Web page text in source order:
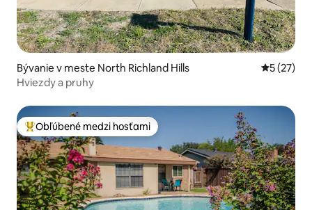
Bývanie v meste North Richland Hills
5 (27)
Hviezdy a pruhy
Najobľúbenejšie medzi hosťami
Obľúbené medzi hosťami